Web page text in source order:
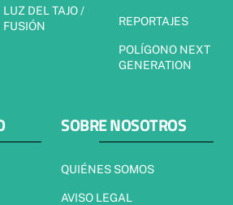
LUZ DEL TAJO /
FUSIÓN
REPORTAJES
POLÍGONO NEXT
GENERATION
SOBRE NOSOTROS
QUIÉNES SOMOS
AVISO LEGAL